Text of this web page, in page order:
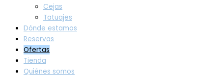
Cejas
Tatuajes
Dónde estamos
Reservas
Ofertas
Tienda
Quiénes somos